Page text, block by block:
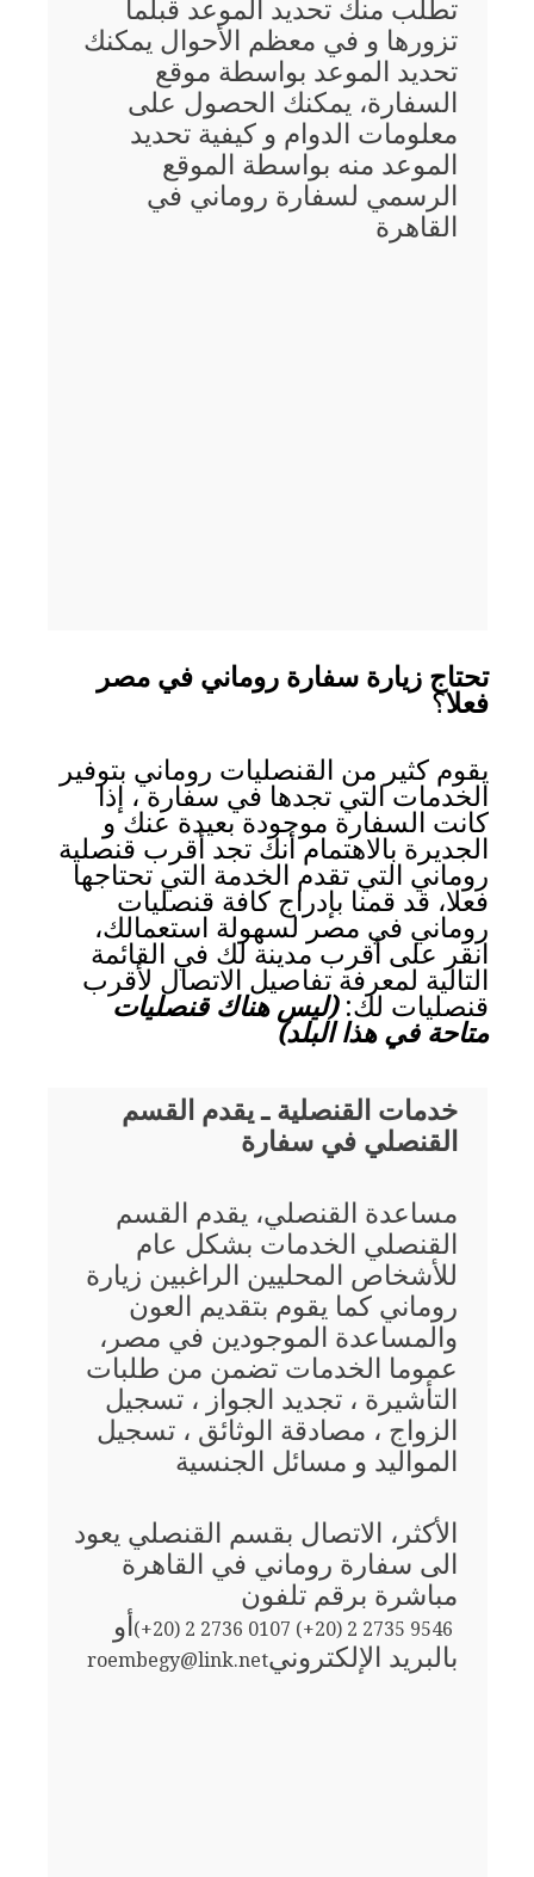
تطلب منك تحديد الموعد قبلما
تزورها و في معظم الأحوال يمكنك
تحديد الموعد بواسطة موقع
السفارة، يمكنك الحصول على
معلومات الدوام و كيفية تحديد
الموعد منه بواسطة الموقع
الرسمي لسفارة روماني في
القاهرة
تحتاج زيارة سفارة روماني في مصر
فعلا؟
يقوم كثير من القنصليات روماني بتوفير
الخدمات التي تجدها في سفارة ، إذا
كانت السفارة موجودة بعيدة عنك و
الجديرة بالاهتمام أنك تجد أقرب قنصلية
روماني التي تقدم الخدمة التي تحتاجها
فعلا، قد قمنا بإدراج كافة قنصليات
روماني في مصر لسهولة استعمالك،
انقر على أقرب مدينة لك في القائمة
التالية لمعرفة تفاصيل الاتصال لأقرب
قنصليات لك:(ليس هناك قنصليات
متاحة في هذا البلد)
خدمات القنصلية ـ يقدم القسم
القنصلي في سفارة
مساعدة القنصلي، يقدم القسم
القنصلي الخدمات بشكل عام
للأشخاص المحليين الراغبين زيارة
روماني كما يقوم بتقديم العون
والمساعدة الموجودين في مصر،
عموما الخدمات تضمن من طلبات
التأشيرة ، تجديد الجواز ، تسجيل
الزواج ، مصادقة الوثائق ، تسجيل
المواليد و مسائل الجنسية
الأكثر، الاتصال بقسم القنصلي يعود
الى سفارة روماني في القاهرة
مباشرة برقم تلفون
(+20) 2 2736 0107 (+20) 2 2735 9546أو
بالبريد الإلكترونيroembegy@link.net